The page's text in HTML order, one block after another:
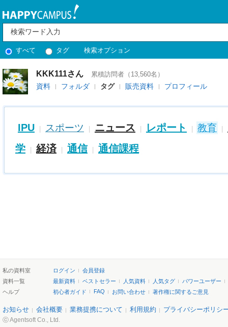
すべて タグ 検索オプション
KKK111さん 累積訪問者（13,560名）
資料 フォルダ タグ 販売資料 プロフィール
IPU スポーツ ニュース レポート 教育
学
経済 通信 通信課程
私の資料室 ログイン
会員登録
資料一覧
最新資料 ベストセラー 人気資料 人気タグ
パワーユーザー
ヘルプ
初心者ガイド FAQ お問い合わせ 著作権に関するご意見
お知らせ 会社概要 業務提携について 利用規約 プライバシーポリシ
ⓒ Agentsoft Co., Ltd.